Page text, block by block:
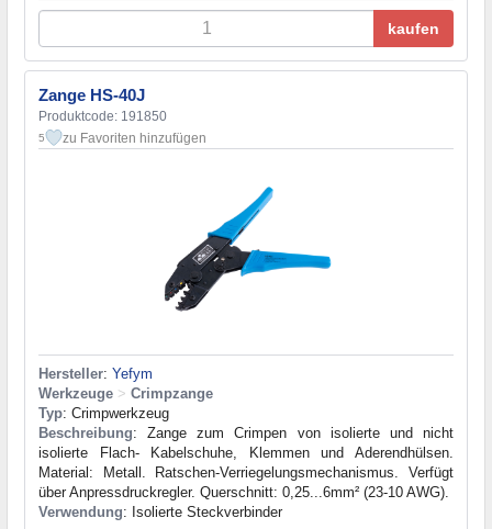
kaufen
Zange HS-40J
Produktcode: 191850
5 zu Favoriten hinzufügen
Hersteller: Yefym
Werkzeuge > Crimpzange
Typ: Crimpwerkzeug
Beschreibung: Zange zum Crimpen von isolierte und nicht
isolierte Flach- Kabelschuhe, Klemmen und Aderendhülsen.
Material: Metall. Ratschen-Verriegelungsmechanismus. Verfügt
über Anpressdruckregler. Querschnitt: 0,25...6mm² (23-10 AWG).
Verwendung: Isolierte Steckverbinder